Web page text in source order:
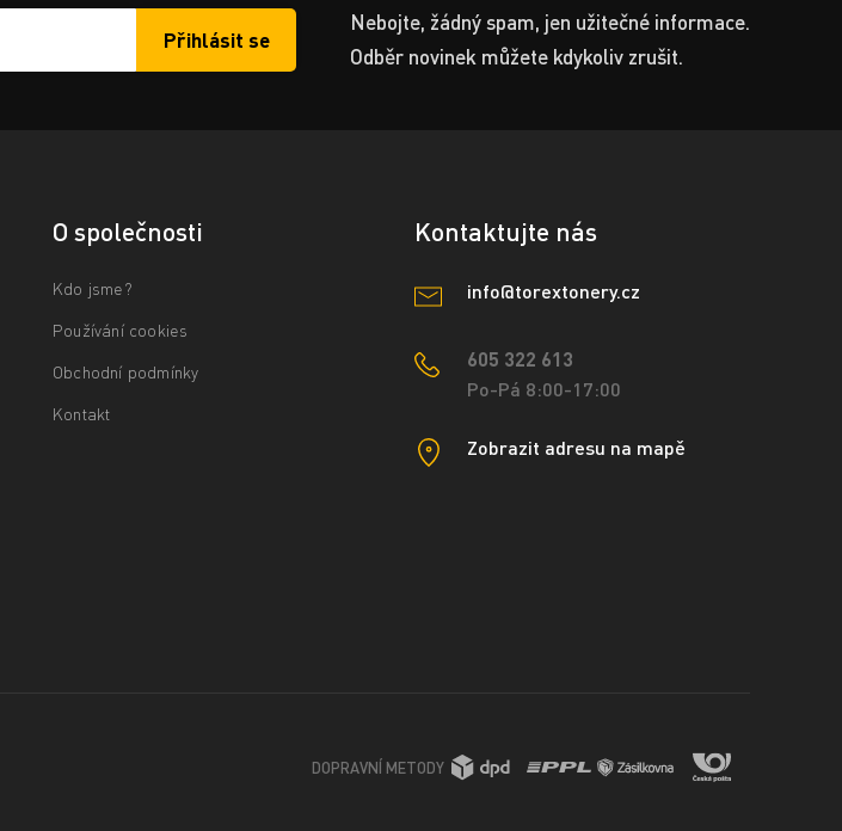
Přihlásit se
Nebojte, žádný spam, jen užitečné informace.
Odběr novinek můžete kdykoliv zrušit.
O společnosti
Kdo jsme?
Používání cookies
Obchodní podmínky
Kontakt
Kontaktujte nás
info@torextonery.cz
605 322 613
Po-Pá 8:00-17:00
Zobrazit adresu na mapě
DOPRAVNÍ METODY